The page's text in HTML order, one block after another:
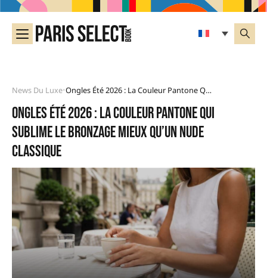
News Du Luxe• Ongles Été 2026 : La Couleur Pantone Qui Sublime Le Bronzage Mieux Qu’un Nude Classique
Ongles été 2026 : la couleur Pantone qui
sublime le bronzage mieux qu’un nude
classique